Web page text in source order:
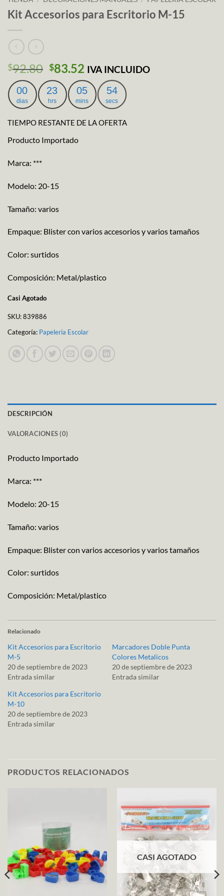
Kit Accesorios para Escritorio M-15
$92.80 El
precio
original
era:
$83.52 El
precio
actual
es:
IVA INCLUIDO
00
dias
23
hrs
05
mins
53
secs
TIEMPO RESTANTE DE LA OFERTA
Producto Importado
Marca: ***
Modelo: 20-15
Tamaño: varios
Empaque: Blister con varios accesorios y varios tamaños
Color: surtidos
Composición: Metal/plastico
Casi Agotado
SKU:839886
Categoría: Papeleria Escolar
DESCRIPCIÓN
VALORACIONES (0)
Producto Importado
Marca: ***
Modelo: 20-15
Tamaño: varios
Empaque: Blister con varios accesorios y varios tamaños
Color: surtidos
Composición: Metal/plastico
Relacionado
Kit Accesorios para Escritorio
M-5
20 de septiembre de 2023
Entrada similar
Marcadores Doble Punta
Colores Metalicos
20 de septiembre de 2023
Entrada similar
Kit Accesorios para Escritorio
M-10
20 de septiembre de 2023
Entrada similar
PRODUCTOS RELACIONADOS
CASI AGOTADO